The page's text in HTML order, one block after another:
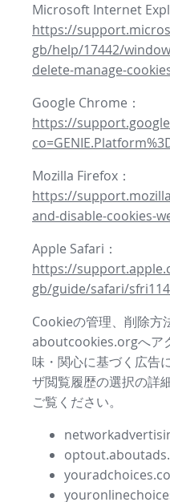
Microsoft Internet
https://
gb/help/17442/
delete-manage-
Google Chrome：
https://
Mozilla Firefox：
https://
and-disable-cookies-
Apple Safari：
https://
gb/guide/safari/
Cookieの管理、削除方
aboutcookies.orgへア
味・関心に基づく広告
ザ閲覧履歴の選択の詳
ご覧ください。